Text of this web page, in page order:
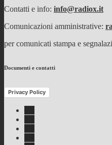
Contatti e info: info@radiox.it
Comunicazioni amministrative:
per comunicati stampa e
Documenti e contatti
Privacy Policy